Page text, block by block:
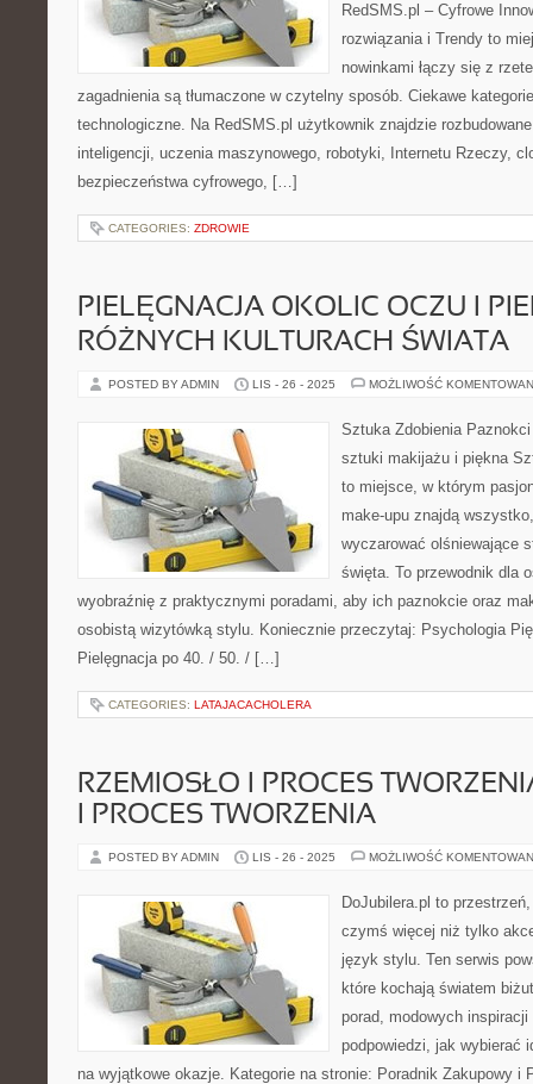
RedSMS.pl – Cyfrowe
rozwiązania i Trendy to
nowinkami łączy się z
zagadnienia są tłumaczone w czytelny sposób. Ciekawe
technologiczne. Na RedSMS.pl użytkownik znajdzie
inteligencji, uczenia maszynowego, robotyki, Internetu Rzeczy,
bezpieczeństwa cyfrowego, […]
CATEGORIES: ZDROWIE
PIELĘGNACJA OKOLIC OCZU I
RÓŻNYCH KULTURACH ŚWIATA
POSTED BY ADMIN LIS - 26 - 2025 MOŻLIWOŚĆ
Sztuka Zdobienia
sztuki makijażu i piękna
to miejsce, w którym
make-upu znajdą
wyczarować olśniewające
święta. To przewodnik dla
wyobraźnię z praktycznymi poradami, aby ich paznokcie oraz
osobistą wizytówką stylu. Koniecznie przeczytaj: Psychologia
Pielęgnacja po 40. / 50. / […]
CATEGORIES: LATAJACACHOLERA
RZEMIOSŁO I PROCES
I PROCES TWORZENIA
POSTED BY ADMIN LIS - 26 - 2025 MOŻLIWOŚĆ
DoJubilera.pl to
czymś więcej niż tylko
język stylu. Ten serwis
które kochają światem
porad, modowych
podpowiedzi, jak wybierać
na wyjątkowe okazje. Kategorie na stronie: Poradnik Zakupowy i